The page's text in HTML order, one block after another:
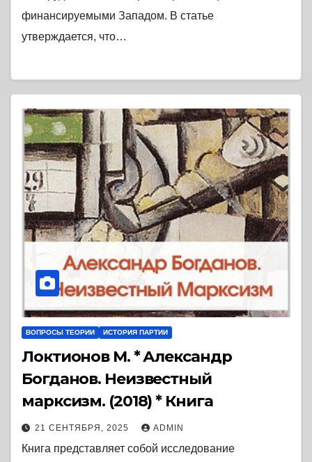
финансируемыми Западом. В статье
утверждается, что…
ВОПРОСЫ ТЕОРИИ ИСТОРИЯ ПАРТИИ
Локтионов М. * Александр
Богданов. Неизвестный
марксизм. (2018) * Книга
21 СЕНТЯБРЯ, 2025 ADMIN
Книга представляет собой исследование